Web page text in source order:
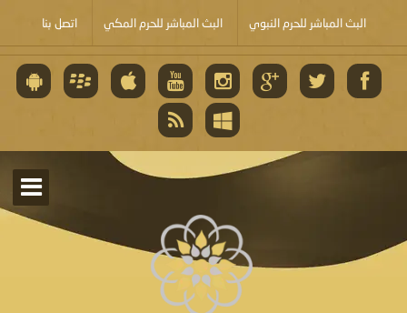
البث المباشر للحرم النبوي البث المباشر للحرم المكي اتصل بنا